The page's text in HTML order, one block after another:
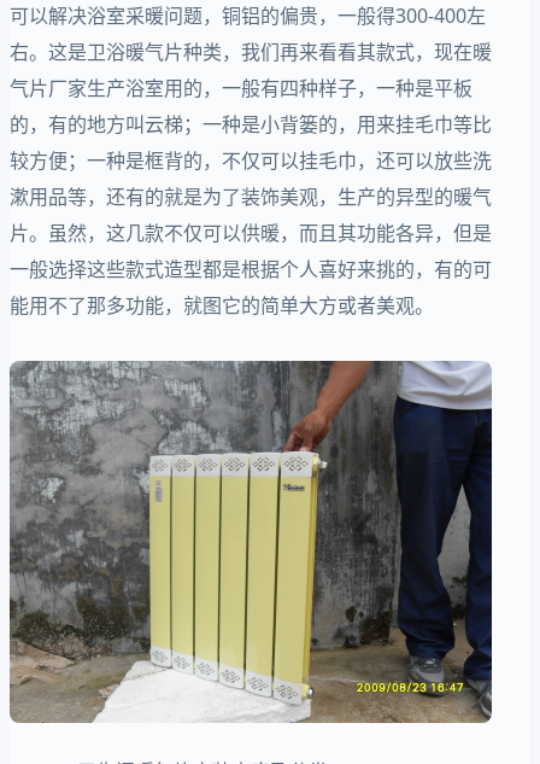
可以解决浴室采暖问题，铜铝的偏贵，一般得300-400左
右。这是卫浴暖气片种类，我们再来看看其款式，现在暖
气片厂家生产浴室用的，一般有四种样子，一种是平板
的，有的地方叫云梯；一种是小背篓的，用来挂毛巾等比
较方便；一种是框背的，不仅可以挂毛巾，还可以放些洗
漱用品等，还有的就是为了装饰美观，生产的异型的暖气
片。虽然，这几款不仅可以供暖，而且其功能各异，但是
一般选择这些款式造型都是根据个人喜好来挑的，有的可
能用不了那多功能，就图它的简单大方或者美观。